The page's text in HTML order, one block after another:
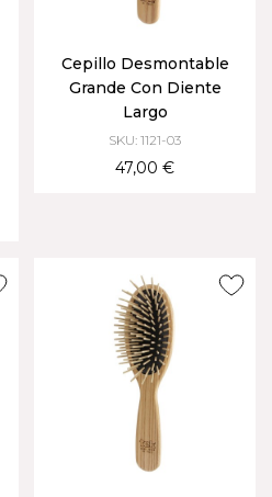
Cepillo Desmontable
Grande Con Diente
Largo
SKU: 1121-03
47,00 €